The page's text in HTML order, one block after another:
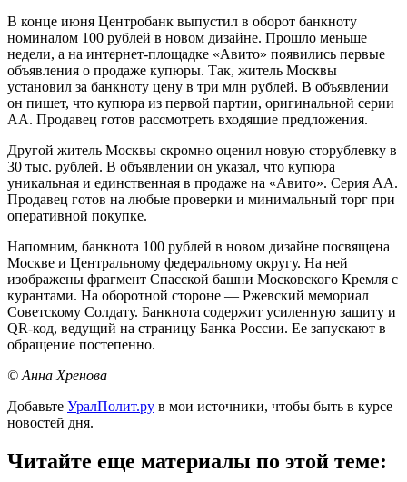
В конце июня Центробанк выпустил в оборот банкноту
номиналом 100 рублей в новом дизайне. Прошло меньше
недели, а на интернет-площадке «Авито» появились первые
объявления о продаже купюры. Так, житель Москвы
установил за банкноту цену в три млн рублей. В объявлении
он пишет, что купюра из первой партии, оригинальной серии
АА. Продавец готов рассмотреть входящие предложения.
Другой житель Москвы скромно оценил новую сторублевку в
30 тыс. рублей. В объявлении он указал, что купюра
уникальная и единственная в продаже на «Авито». Серия АА.
Продавец готов на любые проверки и минимальный торг при
оперативной покупке.
Напомним, банкнота 100 рублей в новом дизайне посвящена
Москве и Центральному федеральному округу. На ней
изображены фрагмент Спасской башни Московского Кремля с
курантами. На оборотной стороне — Ржевский мемориал
Советскому Солдату. Банкнота содержит усиленную защиту и
QR-код, ведущий на страницу Банка России. Ее запускают в
обращение постепенно.
© Анна Хренова
Добавьте УралПолит.ру в мои источники, чтобы быть в курсе
новостей дня.
Читайте еще материалы по этой теме: